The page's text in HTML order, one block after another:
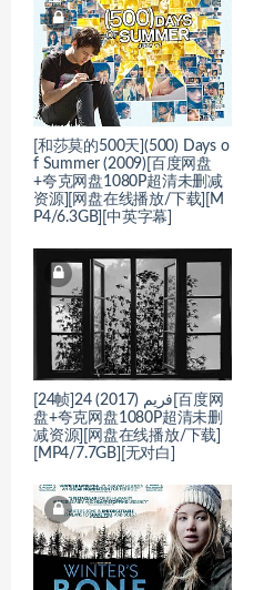
[和莎莫的500天](500) Days o
f Summer (2009)[百度网盘
+夸克网盘1080P超清未删减
资源][网盘在线播放/下载][M
P4/6.3GB][中英字幕]
[24帧]24 فریم (2017)[百度网
盘+夸克网盘1080P超清未删
减资源][网盘在线播放/下载]
[MP4/7.7GB][无对白]